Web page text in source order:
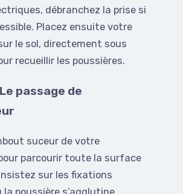
débranchez la prise si
Placez ensuite votre
le sol, directement sous
recueillir les poussières.
passage de
suceur de votre
parcourir toute la surface
sur les fixations